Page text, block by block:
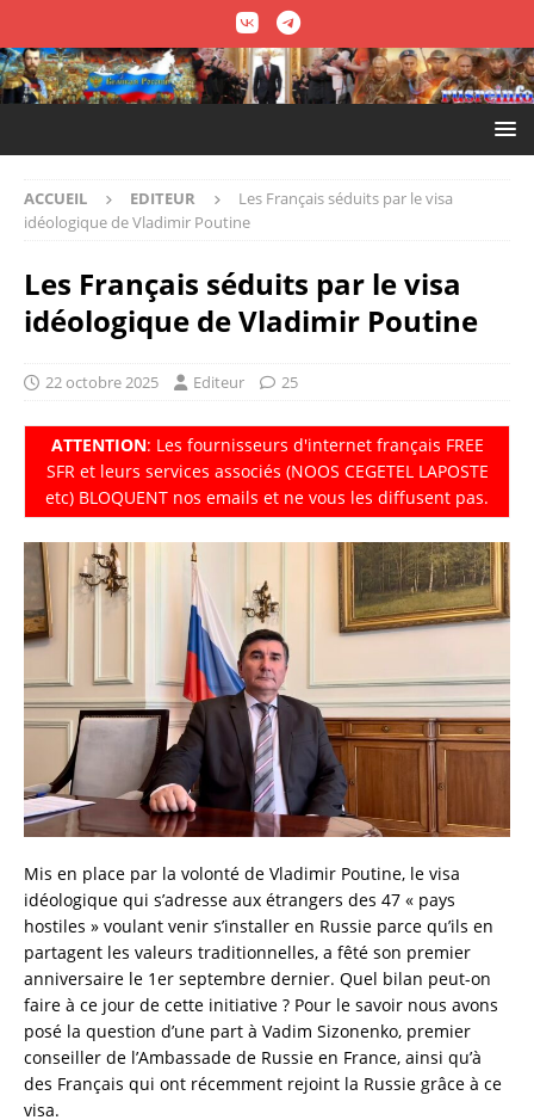
ACCUEIL EDITEUR
Les Français séduits par le visa
idéologique de Vladimir Poutine
Les Français séduits par le visa
idéologique de Vladimir Poutine
22 octobre 2025 Editeur 25
ATTENTION: Les fournisseurs d'internet français FREE
SFR et leurs services associés (NOOS CEGETEL LAPOSTE
etc) BLOQUENT nos emails et ne vous les diffusent pas.
Mis en place par la volonté de Vladimir Poutine, le visa
idéologique qui s’adresse aux étrangers des 47 « pays
hostiles » voulant venir s’installer en Russie parce qu’ils en
partagent les valeurs traditionnelles, a fêté son premier
anniversaire le 1er septembre dernier. Quel bilan peut-on
faire à ce jour de cette initiative ? Pour le savoir nous avons
posé la question d’une part à Vadim Sizonenko, premier
conseiller de l’Ambassade de Russie en France, ainsi qu’à
des Français qui ont récemment rejoint la Russie grâce à ce
visa.